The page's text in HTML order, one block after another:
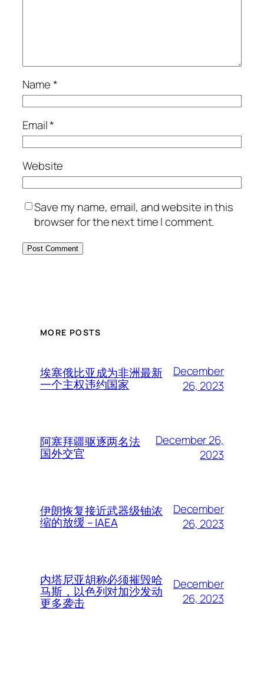
Name*
Email*
Website
Save my name, email, and website in this
browser for the next time I comment.
MORE POSTS
埃塞俄比亚成为非洲最新
一个主权违约国家
December
26, 2023
阿塞拜疆驱逐两名法
国外交官
December 26,
2023
伊朗恢复接近武器级铀浓
缩的放缓 – IAEA
December
26, 2023
内塔尼亚胡称必须摧毁哈
马斯，以色列对加沙发动
更多袭击
December
26, 2023